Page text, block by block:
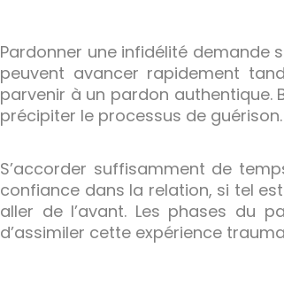
Pardonner une infidélité demande
peuvent avancer rapidement
parvenir à un pardon authentique.
précipiter le processus de guérison.
S’accorder suffisamment de
confiance dans la relation, si tel
aller de l’avant. Les phases du
d’assimiler cette expérience